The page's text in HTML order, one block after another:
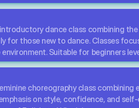
zajęcia taneczne inspirowane
K-Pop, rozwijaniu precyzyjnych
prowadzone są głównie w
introductory dance class combining
for those new to dance. Classes
Suitable for beginners
wprowadzające łączące technikę
przygodę z tańcem. Zajęcia
choreography class
on style, confidence, and